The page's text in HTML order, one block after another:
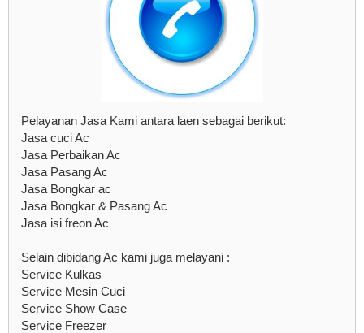
Pelayanan Jasa Kami antara laen sebagai berikut:
Jasa cuci Ac
Jasa Perbaikan Ac
Jasa Pasang Ac
Jasa Bongkar ac
Jasa Bongkar & Pasang Ac
Jasa isi freon Ac
Selain dibidang Ac kami juga melayani :
Service Kulkas
Service Mesin Cuci
Service Show Case
Service Freezer